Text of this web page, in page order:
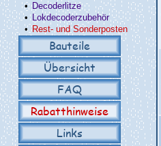
• Decoderlitze
• Lokdecoderzubehör
• Rest- und Sonderposten
Bauteile
Übersicht
FAQ
Rabatthinweise
Links